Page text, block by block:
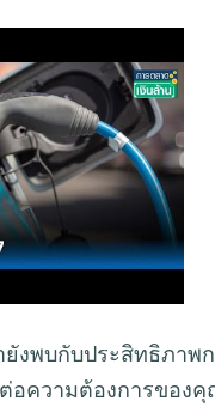
งพบกับประสิทธิภา
อความต้องการของ